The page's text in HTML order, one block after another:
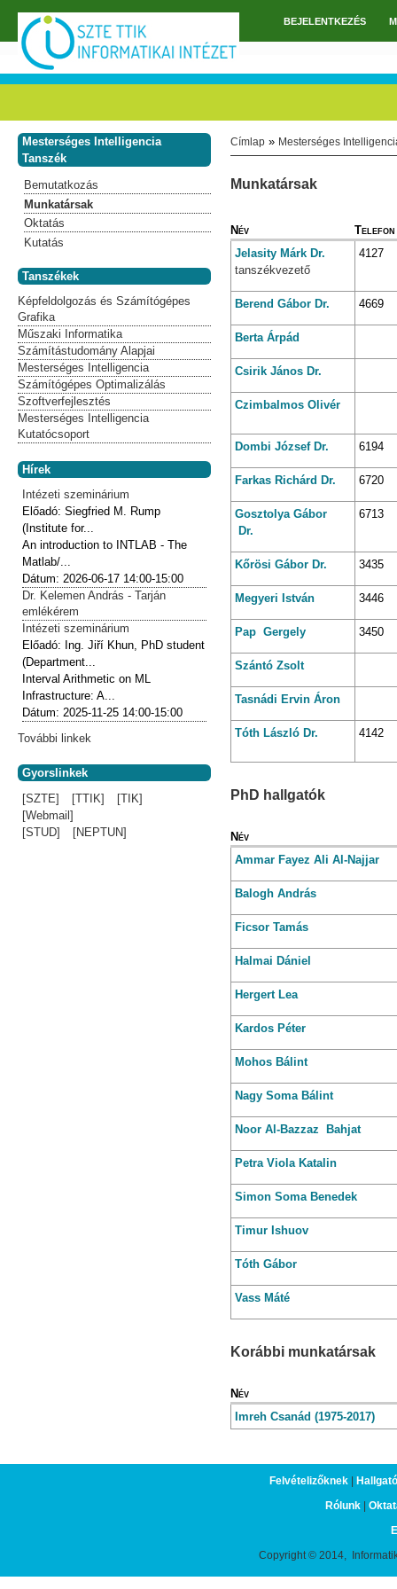
Ugrás a tartalomra
FőmenüBEJELENTKEZÉS
Jelenlegi hely
Címlap » Mesterséges
Munkatársak
Név
Telefon
Jelasity Márk Dr.
tanszékvezető
4127
Berend Gábor Dr. 4669
Berta Árpád
Csirik János Dr.
Czimbalmos Olivér
Dombi József Dr. 6194
Farkas Richárd Dr. 6720
Gosztolya Gábor
Dr.
6713
Kőrösi Gábor Dr. 3435
Megyeri István 3446
Pap Gergely 3450
Szántó Zsolt
Tasnádi Ervin Áron
Tóth László Dr. 4142
PhD hallgatók
Név
Ammar Fayez Ali Al-Najjar
Balogh András
Ficsor Tamás
Halmai Dániel
Hergert Lea
Kardos Péter
Mohos Bálint
Nagy Soma Bálint
Noor Al-Bazzaz Bahjat
Petra Viola Katalin
Simon Soma Benedek
Timur Ishuov
Tóth Gábor
Vass Máté
Korábbi munkatársak
Név
Imreh Csanád (1975-2017)
Mesterséges Intelligencia
Tanszék
Bemutatkozás
Munkatársak
Oktatás
Kutatás
Tanszékek
Képfeldolgozás és Számítógépes
Grafika
Műszaki Informatika
Számítástudomány Alapjai
Mesterséges Intelligencia
Számítógépes Optimalizálás
Szoftverfejlesztés
Mesterséges Intelligencia
Kutatócsoport
Hírek
Intézeti szeminárium
Előadó:Siegfried M. Rump
(Institute for...
An introduction to INTLAB - The
Matlab/...
Dátum:2026-06-17 14:00-15:00
Dr. Kelemen András - Tarján
emlékérem
Intézeti szeminárium
Előadó: Ing. Jiří Khun, PhD student
(Department...
Interval Arithmetic on ML
Infrastructure: A...
Dátum:2025-11-25 14:00-15:00
További linkek
Gyorslinkek
[SZTE]
[TTIK]
[TIK]
[Webmail]
[STUD]
[NEPTUN]
Felvételizőknek|
Rólunk|
Copyright © 2014,